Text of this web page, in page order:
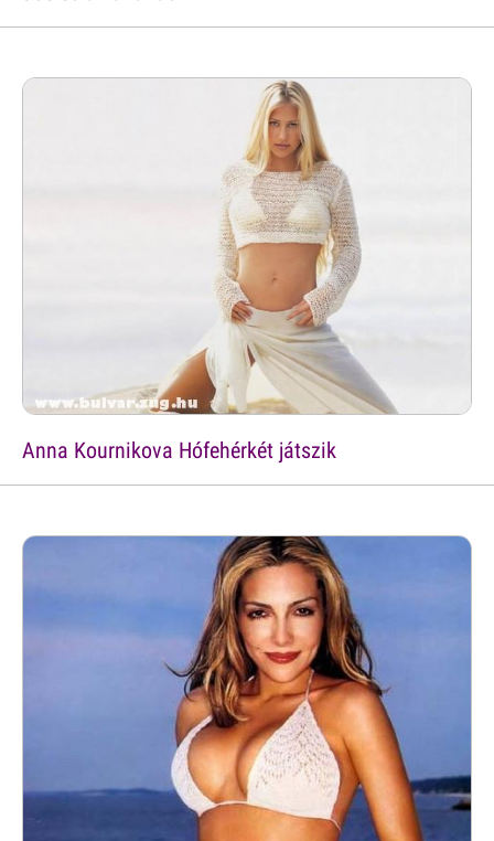
Anna Kournikova Hófehérkét játszik